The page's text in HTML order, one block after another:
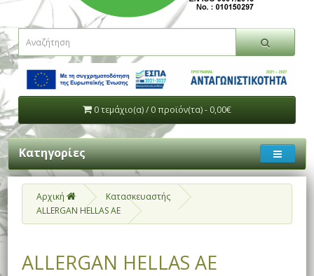
0 τεμάχιο(α) / 0 προϊόν(τα) - 0,00€
Κατηγορίες
Αρχική
Κατασκευαστής
ALLERGAN HELLAS AE
ALLERGAN HELLAS AE